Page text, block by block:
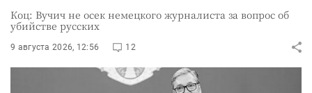
Коц: Вучич не осек немецкого журналиста за вопрос об
убийстве русских
9 августа 2026, 12:56 12